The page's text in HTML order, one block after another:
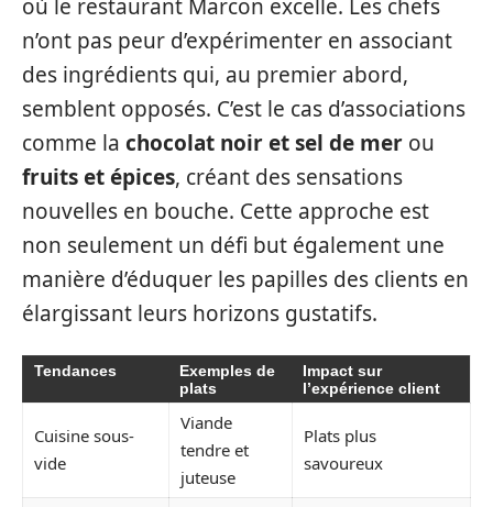
où le restaurant Marcon excelle. Les chefs
n’ont pas peur d’expérimenter en associant
des ingrédients qui, au premier abord,
semblent opposés. C’est le cas d’associations
comme la chocolat noir et sel de mer ou
fruits et épices, créant des sensations
nouvelles en bouche. Cette approche est
non seulement un défi but également une
manière d’éduquer les papilles des clients en
élargissant leurs horizons gustatifs.
Tendances
Exemples de
plats
Impact sur
l’expérience client
Cuisine sous-
vide
Viande
tendre et
juteuse
Plats plus
savoureux